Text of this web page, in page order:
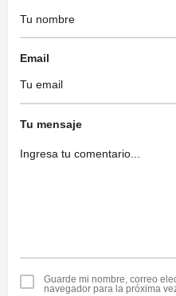
Email
Tu mensaje
Guarde mi nombre, correo
navegador para la próxima